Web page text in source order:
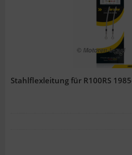
Stahlflexleitung für R100RS